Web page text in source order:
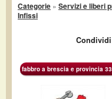
Categorie » Servizi e liberi
Infissi
fabbro a brescia e provincia